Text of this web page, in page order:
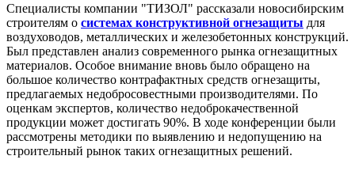
Специалисты компании "ТИЗОЛ" рассказали новосибирским
строителям о системах конструктивной огнезащиты для
воздуховодов, металлических и железобетонных конструкций.
Был представлен анализ современного рынка огнезащитных
материалов. Особое внимание вновь было обращено на
большое количество контрафактных средств огнезащиты,
предлагаемых недобросовестными производителями. По
оценкам экспертов, количество недоброкачественной
продукции может достигать 90%. В ходе конференции были
рассмотрены методики по выявлению и недопущению на
строительный рынок таких огнезащитных решений.